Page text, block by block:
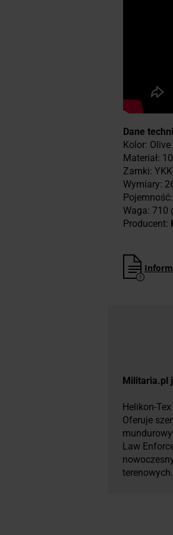
Dane
Kolor: Olive
Materiał:
Zamki: YKK
Wymiary:
Waga: 710
Producent:
Militaria.pl
Helikon-
Oferuje
Law
terenowych.